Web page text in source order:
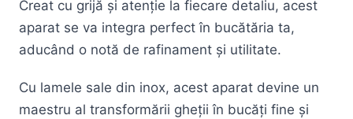
Creat cu grijă și atenție la fiecare detaliu, acest
aparat se va integra perfect în bucătăria ta,
aducând o notă de rafinament și utilitate.
Cu lamele sale din inox, acest aparat devine un
maestru al transformării gheții în bucăți fine și